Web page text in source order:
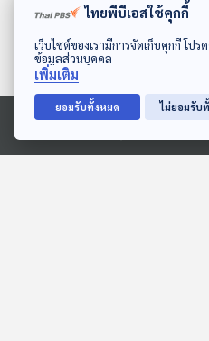
ดาวน์โหลด Thai PBS Podcast Application
Ⓒ 2020 องค์การกระจายเสียงและแพร่ภาพสาธารณะแ
ตอนที่เกี่ยวข้องไทยพีบีเอสใช้คุกกี้
เว็บไซต์ของเรามีการจัดเก็บคุกกี้ โป
ข้อมูลส่วนบุคคล
เพิ่มเติม
ยอมรับทั้งหมด ไม่ยอมรับ